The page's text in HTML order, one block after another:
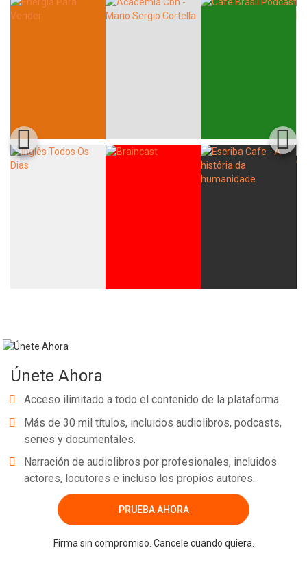
Únete Ahora
Acceso ilimitado a todo el contenido de la plataforma.
Más de 30 mil títulos, incluidos audiolibros, podcasts,
series y documentales.
Narración de audiolibros por profesionales, incluidos
actores, locutores e incluso los propios autores.
PRUEBA AHORA
Firma sin compromiso. Cancele cuando quiera.